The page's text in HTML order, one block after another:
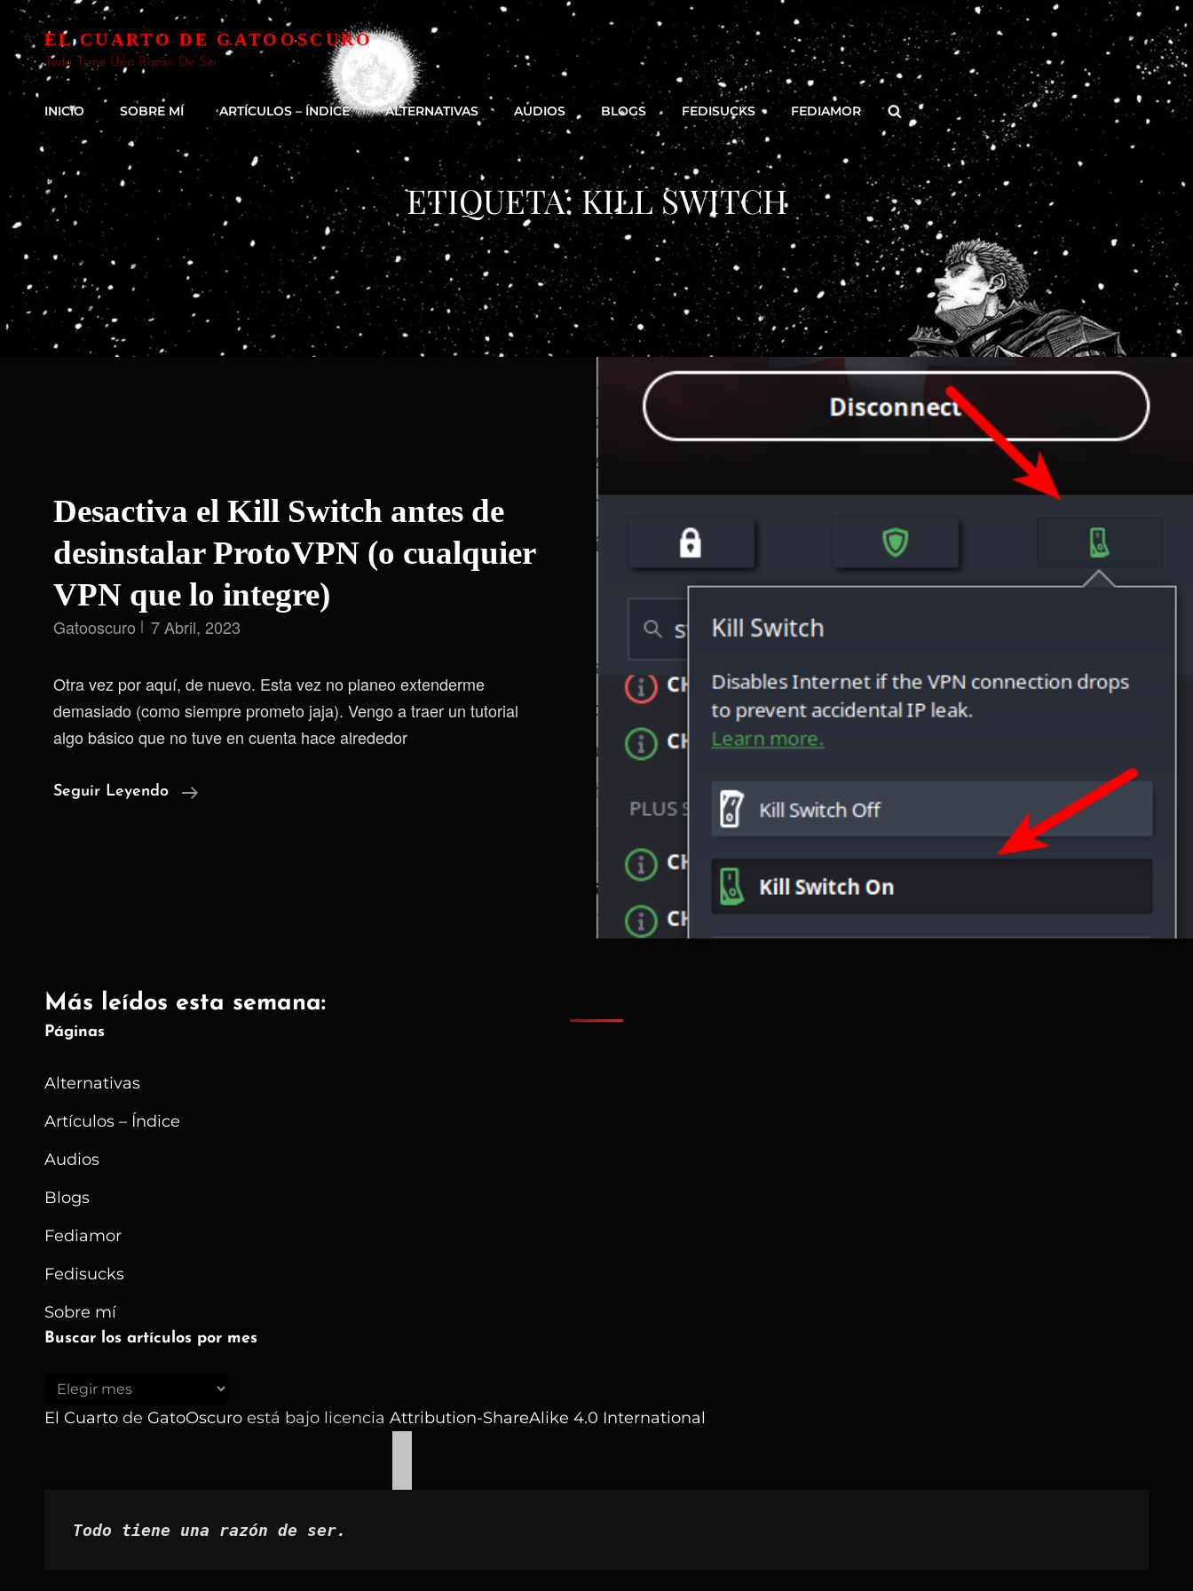
EL CUARTO DE GATOOSCURO
Todo Tiene Una Razón De Ser
INICIO SOBRE MÍ ARTÍCULOS – ÍNDICE ALTERNATIVAS AUDIOS BLOGS FEDISUCKS FEDIAMOR Buscar
ETIQUETA:KILL SWITCH
Desactiva el Kill Switch antes de
desinstalar ProtoVPN (o cualquier
VPN que lo integre)
Gatooscuro 7 Abril, 2023
Otra vez por aquí, de nuevo. Esta vez no planeo extenderme
demasiado (como siempre prometo jaja). Vengo a traer un tutorial
algo básico que no tuve en cuenta hace alrededor
Seguir Leyendo
Desactiva
(o
Más leídos esta semana:
Páginas
Alternativas
Artículos – Índice
Audios
Blogs
Fediamor
Fedisucks
Sobre mí
Buscar los artículos por mes
Buscar
los
El Cuarto de GatoOscuro está bajo licencia Attribution-ShareAlike 4.0 International
Todo tiene una razón de ser.